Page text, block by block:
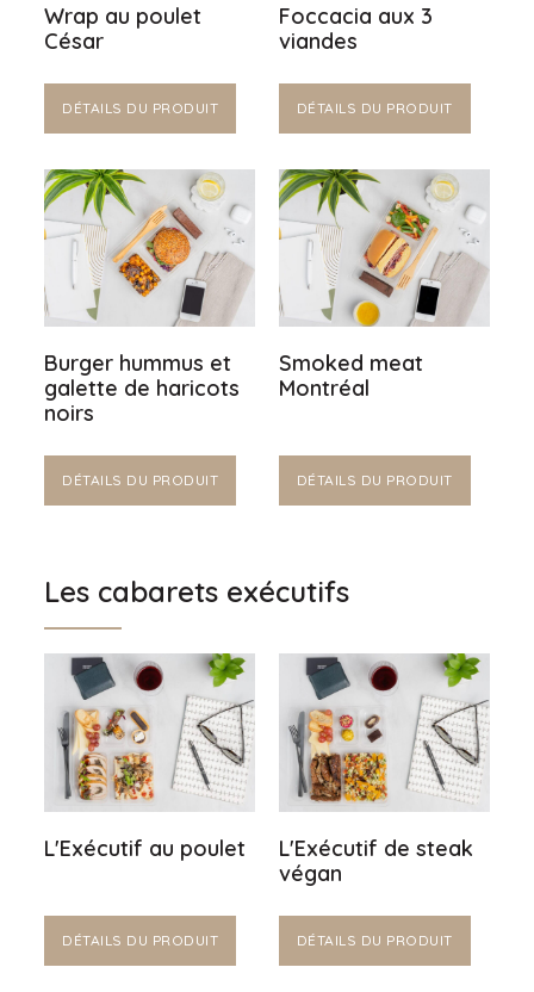
Wrap au poulet
César
DÉTAILS DU PRODUIT
Foccacia aux 3
viandes
DÉTAILS DU PRODUIT
Burger hummus et
galette de haricots
noirs
DÉTAILS DU PRODUIT
Smoked meat
Montréal
DÉTAILS DU PRODUIT
Les cabarets exécutifs
L'Exécutif au poulet
DÉTAILS DU PRODUIT
L'Exécutif de steak
végan
DÉTAILS DU PRODUIT